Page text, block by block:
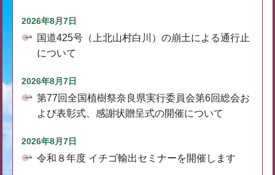
2026年8月7日
国道425号（上北山村白川）の崩土による通行止
について
2026年8月7日
第77回全国植樹祭奈良県実行委員会第6回総会お
よび表彰式、感謝状贈呈式の開催について
2026年8月7日
令和８年度 イチゴ輸出セミナーを開催します